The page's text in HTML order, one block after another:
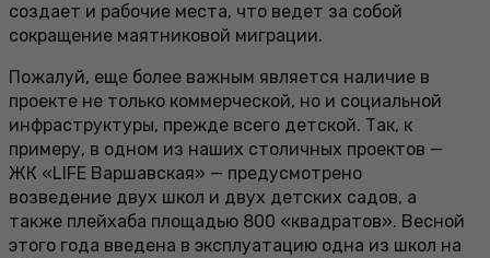
создает и рабочие места, что ведет за собой
сокращение маятниковой миграции.
Пожалуй, еще более важным является наличие в
проекте не только коммерческой, но и социальной
инфраструктуры, прежде всего детской. Так, к
примеру, в одном из наших столичных проектов —
ЖК «LIFE Варшавская» — предусмотрено
возведение двух школ и двух детских садов, а
также плейхаба площадью 800 «квадратов». Весной
этого года введена в эксплуатацию одна из школ на